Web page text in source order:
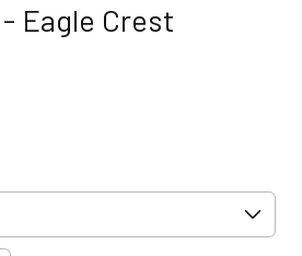
Eagle Crest